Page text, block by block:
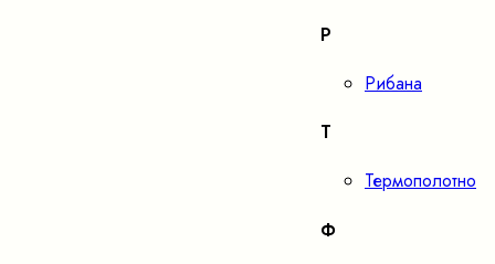
Р
Рибана
Т
Термополотно
Ф